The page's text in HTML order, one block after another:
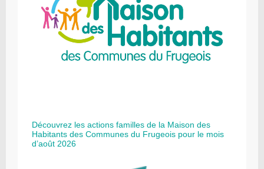
Découvrez les actions familles de la Maison des
Habitants des Communes du Frugeois pour le mois
d’août 2026